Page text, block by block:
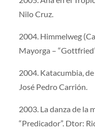
Nilo Cruz.
2004. Himmelweg
Mayorga –
2004. Katacumbia,
José Pedro Carrión.
2003. La danza de la
“Predicador”. Dtor: